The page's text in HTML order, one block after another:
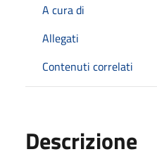
A cura di
Allegati
Contenuti correlati
Descrizione